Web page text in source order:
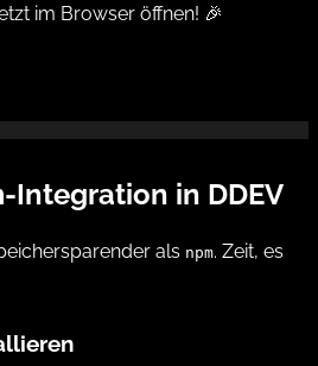
im Browser öffnen! 🎉
Integration in DDEV
als npm. Zeit, es